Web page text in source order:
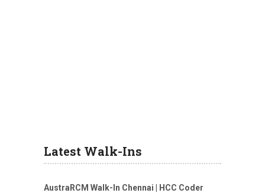
Latest Walk-Ins
AustraRCM Walk-In Chennai | HCC Coder